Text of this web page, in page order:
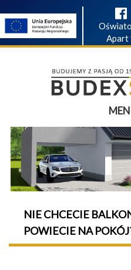
Apart
NIE CHCECIE
POWIECIE NA